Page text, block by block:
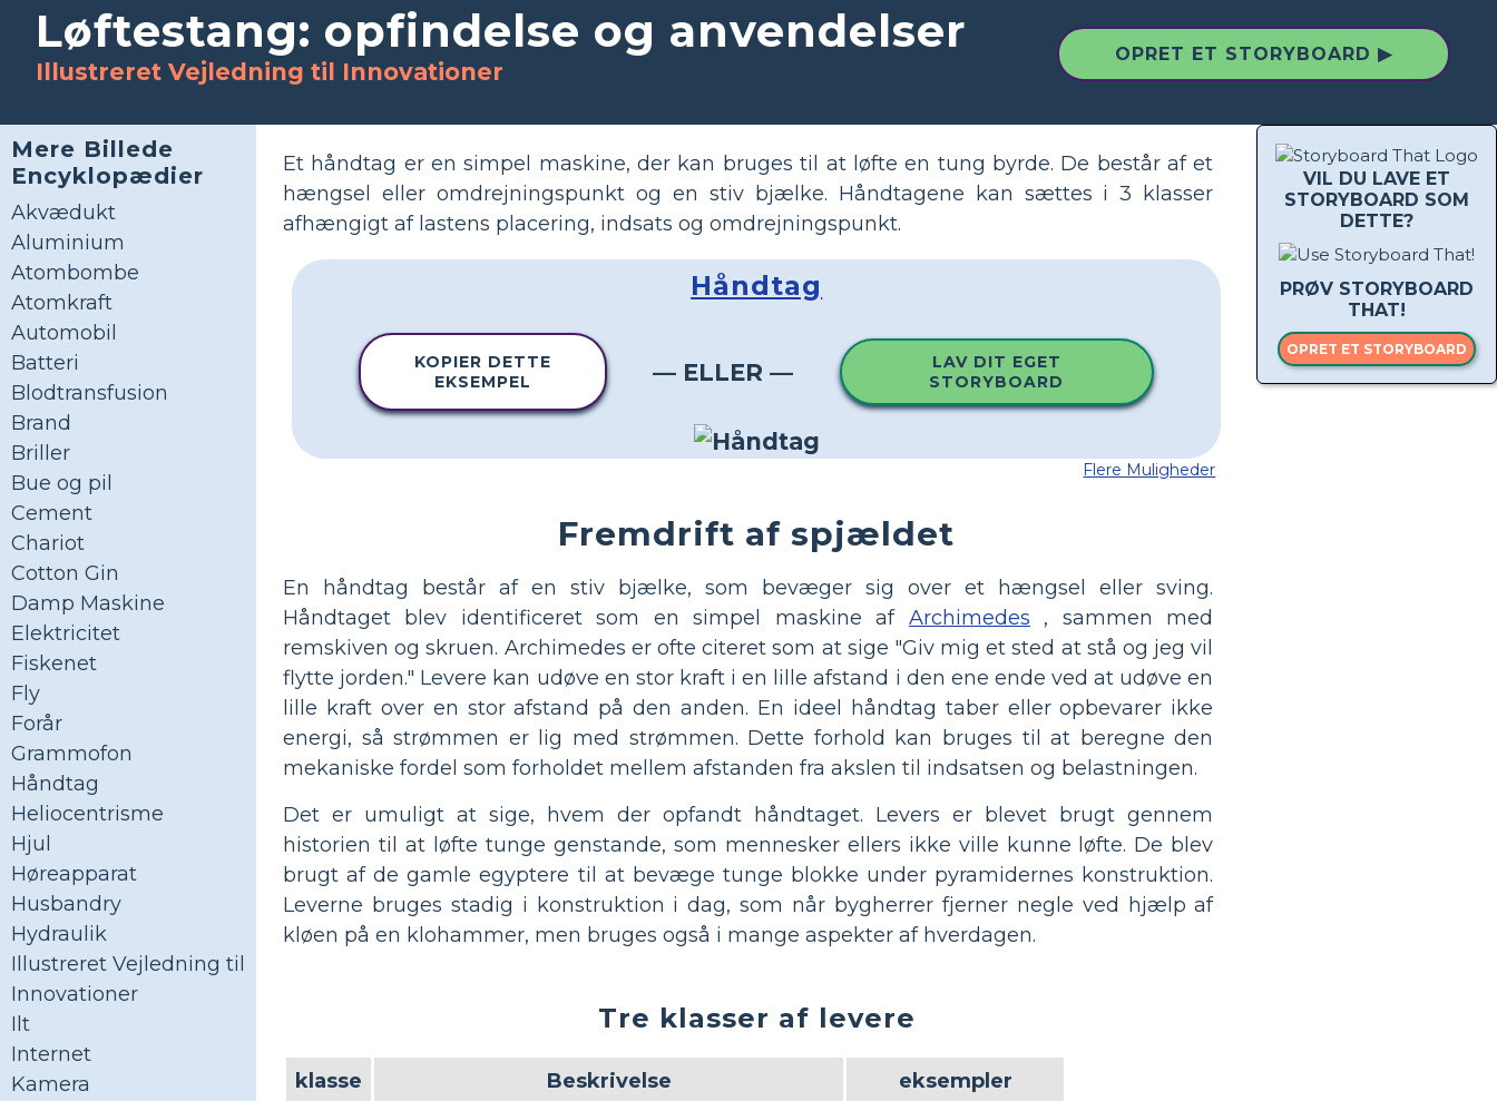
Løftestang: opfindelse og anvendelser
Illustreret Vejledning til Innovationer
OPRET ET STORYBOARD ▶
Mere Billede
Encyklopædier
Akvædukt
Aluminium
Atombombe
Atomkraft
Automobil
Batteri
Blodtransfusion
Brand
Briller
Bue og pil
Cement
Chariot
Cotton Gin
Damp Maskine
Elektricitet
Fiskenet
Fly
Forår
Grammofon
Håndtag
Heliocentrisme
Hjul
Høreapparat
Husbandry
Hydraulik
Illustreret Vejledning til
Innovationer
Ilt
Internet
Kamera
VIL DU LAVE ET
STORYBOARD SOM
DETTE?
PRØV STORYBOARD
THAT!
OPRET ET STORYBOARD
Et håndtag er en simpel maskine, der kan bruges til at løfte en tung byrde. De består af et
hængsel eller omdrejningspunkt og en stiv bjælke. Håndtagene kan sættes i 3 klasser
afhængigt af lastens placering, indsats og omdrejningspunkt.
Håndtag
KOPIER DETTE
EKSEMPEL
— ELLER —
LAV DIT EGET
STORYBOARD
Flere Muligheder
Fremdrift af spjældet
En håndtag består af en stiv bjælke, som bevæger sig over et hængsel eller sving.
Håndtaget blev identificeret som en simpel maskine af Archimedes , sammen med
remskiven og skruen. Archimedes er ofte citeret som at sige "Giv mig et sted at stå og jeg vil
flytte jorden." Levere kan udøve en stor kraft i en lille afstand i den ene ende ved at udøve en
lille kraft over en stor afstand på den anden. En ideel håndtag taber eller opbevarer ikke
energi, så strømmen er lig med strømmen. Dette forhold kan bruges til at beregne den
mekaniske fordel som forholdet mellem afstanden fra akslen til indsatsen og belastningen.
Det er umuligt at sige, hvem der opfandt håndtaget. Levers er blevet brugt gennem
historien til at løfte tunge genstande, som mennesker ellers ikke ville kunne løfte. De blev
brugt af de gamle egyptere til at bevæge tunge blokke under pyramidernes konstruktion.
Leverne bruges stadig i konstruktion i dag, som når bygherrer fjerner negle ved hjælp af
kløen på en klohammer, men bruges også i mange aspekter af hverdagen.
Tre klasser af levere
klasse Beskrivelse eksempler